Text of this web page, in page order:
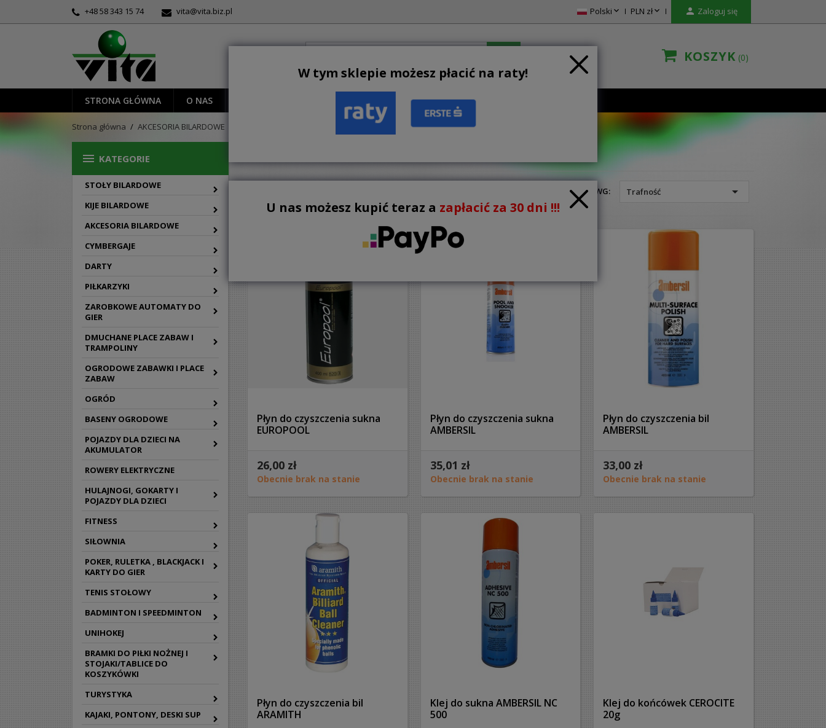
W tym sklepie możesz płacić na raty!
U nas możesz kupić teraz a zapłacić za 30 dni !!!
+48 58 343 15 74 vita@vita.biz.pl Polski PLN zł  Zaloguj się
KOSZYK 0
STRONA GŁÓWNA O NAS NOWOŚCI REGULAMIN
Strona główna AKCESORIA BILARDOWE
 KATEGORIE
STOŁY BILARDOWE
KIJE BILARDOWE
AKCESORIA BILARDOWE
CYMBERGAJE
DARTY
PIŁKARZYKI
ZAROBKOWE AUTOMATY DO
GIER
DMUCHANE PLACE ZABAW I
TRAMPOLINY
OGRODOWE ZABAWKI I PLACE
ZABAW
OGRÓD
BASENY OGRODOWE
POJAZDY DLA DZIECI NA
AKUMULATOR
ROWERY ELEKTRYCZNE
HULAJNOGI, GOKARTY I
POJAZDY DLA DZIECI
FITNESS
SIŁOWNIA
POKER, RULETKA , BLACKJACK I
KARTY DO GIER
TENIS STOŁOWY
BADMINTON I SPEEDMINTON
UNIHOKEJ
BRAMKI DO PIŁKI NOŻNEJ I
STOJAKI/TABLICE DO
KOSZYKÓWKI
TURYSTYKA
KAJAKI, PONTONY, DESKI SUP
SORTUJ WG: Trafność 
Płyn do czyszczenia sukna
EUROPOOL
26,00 zł
Obecnie brak na stanie
Płyn do czyszczenia sukna
AMBERSIL
35,01 zł
Obecnie brak na stanie
Płyn do czyszczenia bil
AMBERSIL
33,00 zł
Obecnie brak na stanie
Płyn do czyszczenia bil
ARAMITH
Klej do sukna AMBERSIL NC
500
Klej do końcówek CEROCITE
20g